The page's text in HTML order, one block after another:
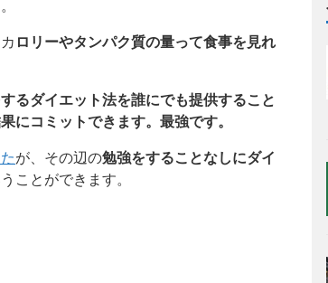
ロリーやタンパク質の量って食事を見れ
るダイエット法を誰にでも提供すること
にコミットできます。最強です。
が、その辺の勉強をすることなしにダイ
ことができます。